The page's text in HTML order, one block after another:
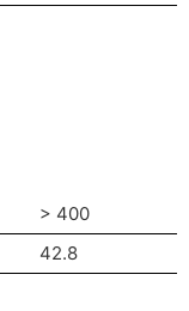
> 400
42.8